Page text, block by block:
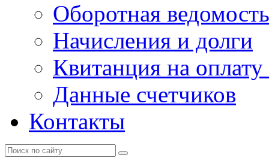
Оборотная ведомость
Начисления и долги
Квитанция на
Данные счетчиков
Контакты